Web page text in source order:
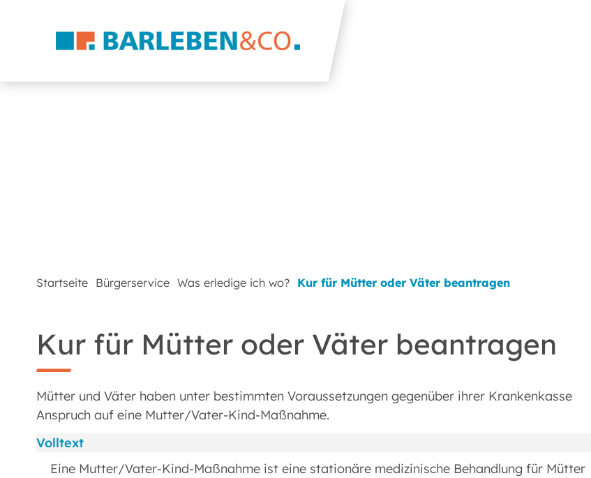
Startseite Bürgerservice Was erledige ich wo? Kur für Mütter oder Väter beantragen
Kur für Mütter oder Väter beantragen
Mütter und Väter haben unter bestimmten Voraussetzungen gegenüber ihrer Krankenkasse
Anspruch auf eine Mutter/Vater-Kind-Maßnahme.
Volltext
Eine Mutter/Vater-Kind-Maßnahme ist eine stationäre medizinische Behandlung für Mütter